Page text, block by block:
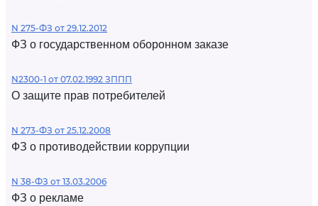
N 275-ФЗ от 29.12.2012
ФЗ о государственном оборонном заказе
N2300-1 от 07.02.1992 ЗППП
О защите прав потребителей
N 273-ФЗ от 25.12.2008
ФЗ о противодействии коррупции
N 38-ФЗ от 13.03.2006
ФЗ о рекламе